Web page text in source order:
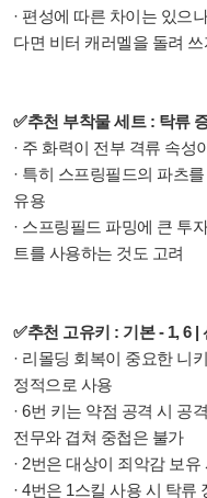
· 편성에 따른 차이는 있으
다면 비터 캐러멜을 돌려 쓰
✅추천 부착물 세트 : 탁류
· 주 화력이 전부 격류 속성
· 특히 스프링필드의 파츠
유용
· 스프링필드 파밍에 큰 투
트를 사용하는 것도 고려
✅추천 고유키 : 기본 - 1, 6 |
· 리몰딩 회복이 중요한 니
정적으로 사용
· 6번 키는 약점 공격 시 공
전무와 겹쳐 중첩은 불가
· 2번은 대상이 죄악감 보
· 4번은 1스킬 사용 시 탁류